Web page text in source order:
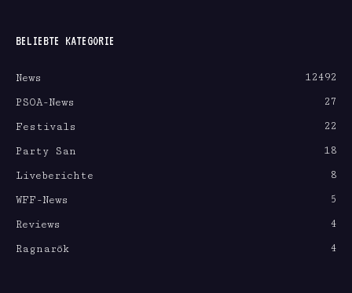
BELIEBTE KATEGORIE
News
12492
PSOA-News
27
Festivals
22
Party San
18
Liveberichte
8
WFF-News
5
Reviews
4
Ragnarök
4